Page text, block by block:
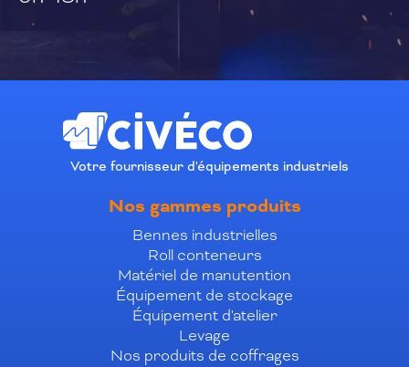
Votre fournisseur d'équipements industriels
Nos gammes produits
Bennes industrielles
Roll conteneurs
Matériel de manutention
Équipement de stockage
Équipement d'atelier
Levage
Nos produits de coffrages